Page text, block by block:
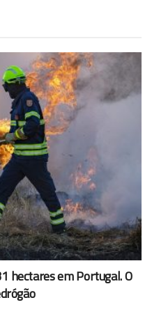
hectares em Portugal. O